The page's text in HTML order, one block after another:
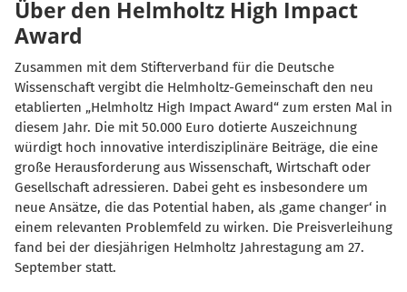
Über den Helmholtz High Impact
Award
Zusammen mit dem Stifterverband für die Deutsche
Wissenschaft vergibt die Helmholtz-Gemeinschaft den neu
etablierten „Helmholtz High Impact Award“ zum ersten Mal in
diesem Jahr. Die mit 50.000 Euro dotierte Auszeichnung
würdigt hoch innovative interdisziplinäre Beiträge, die eine
große Herausforderung aus Wissenschaft, Wirtschaft oder
Gesellschaft adressieren. Dabei geht es insbesondere um
neue Ansätze, die das Potential haben, als ‚game changer‘ in
einem relevanten Problemfeld zu wirken. Die Preisverleihung
fand bei der diesjährigen Helmholtz Jahrestagung am 27.
September statt.